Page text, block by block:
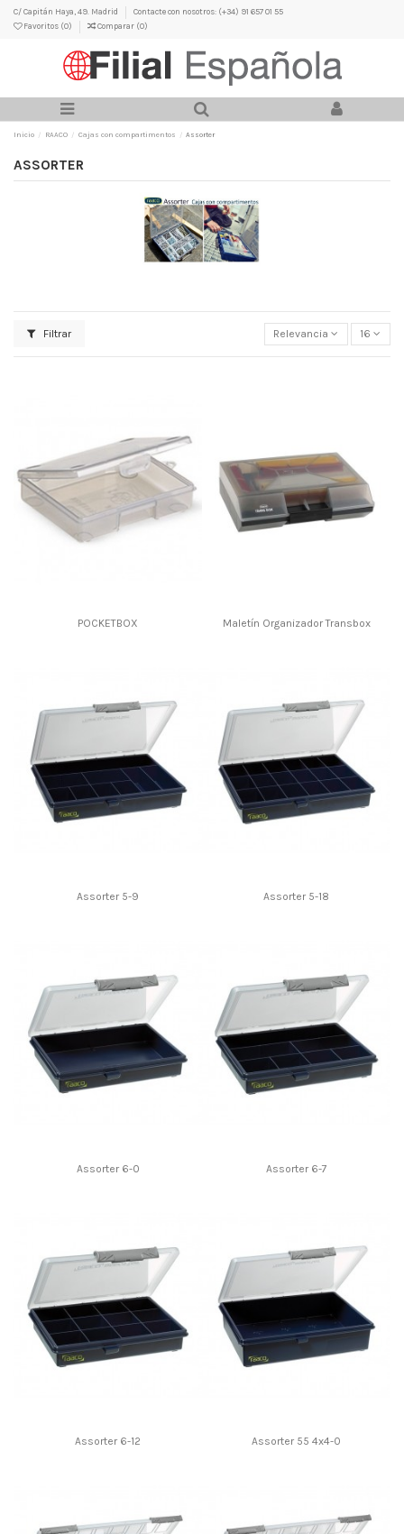
C/ Capitán Haya, 49. Madrid
Contacte con nosotros: (+34) 91 657 01 55
Favoritos (0) Comparar (0)
Inicio RAACO Cajas con compartimentos Assorter
ASSORTER
Filtrar Relevancia 16
POCKETBOX Maletín Organizador Transbox
Assorter 5-9 Assorter 5-18
Assorter 6-0 Assorter 6-7
Assorter 6-12 Assorter 55 4x4-0